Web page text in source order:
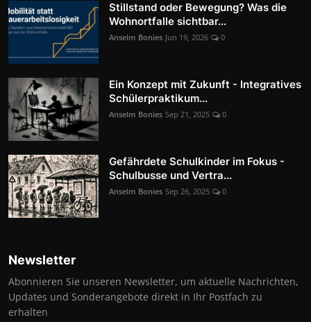
Stillstand oder Bewegung? Was die
Wohnortfalle sichtbar...
Anselm Bonies Jun 19, 2026 0
Ein Konzept mit Zukunft - Integratives
Schülerpraktikum...
Anselm Bonies Sep 21, 2025 0
Gefährdete Schulkinder im Fokus -
Schulbusse und Vertra...
Anselm Bonies Sep 26, 2025 0
Newsletter
Abonnieren Sie unseren Newsletter, um aktuelle Nachrichten,
Updates und Sonderangebote direkt in Ihr Postfach zu
erhalten